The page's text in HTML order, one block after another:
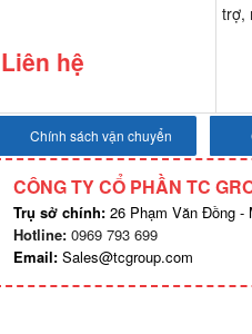
Liên hệ
trợ,
Chính sách vận chuyển
CÔNG TY CỔ PHẦN TC
Trụ sở chính: 26 Phạm Văn Đồng -
Hotline: 0969 793 699
Email: Sales@tcgroup.com